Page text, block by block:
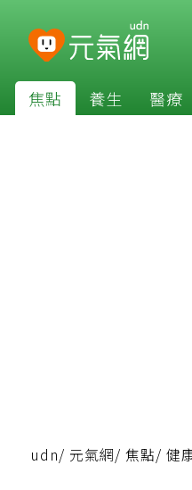
焦點 養生 醫療
udn/ 元氣網/ 焦點/ 健